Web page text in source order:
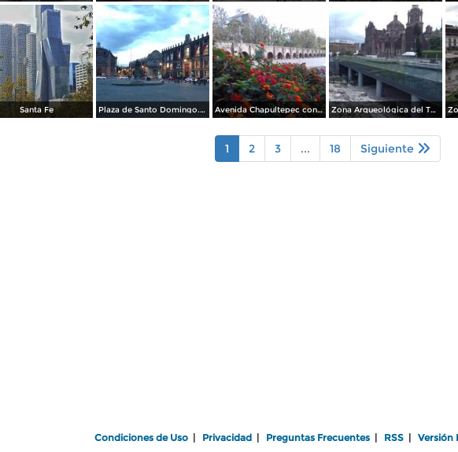
Santa Fe Plaza de Santo Domingo. Julio/208 Avenida Chapultepec con el acueducto. Julio/2018 Zona Arqueológica del Templo Mayor. Junio/2018
1 2 3 ... 18 Siguiente
Condiciones de Uso Privacidad Preguntas Frecuentes RSS Versión